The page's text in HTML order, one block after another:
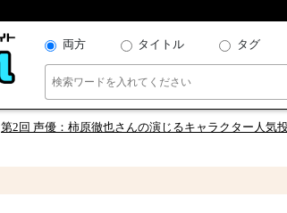
両方 タイトル タグ
第2回 声優：柿原徹也さんの演じるキャラクター人気